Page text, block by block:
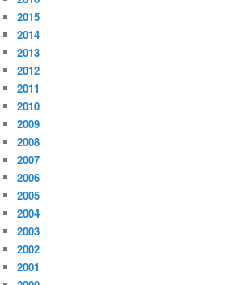
2015
2014
2013
2012
2011
2010
2009
2008
2007
2006
2005
2004
2003
2002
2001